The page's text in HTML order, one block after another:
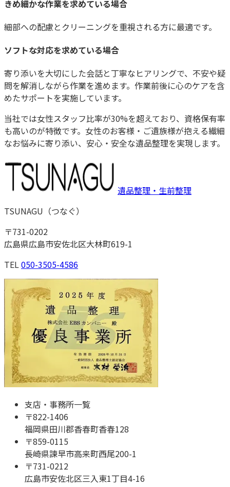
きめ細かな作業を求めている場合
細部への配慮とクリーニングを重視される方に最適です。
ソフトな対応を求めている場合
寄り添いを大切にした会話と丁寧なヒアリングで、不安や疑
問を解消しながら作業を進めます。作業前後に心のケアを含
めたサポートを実施しています。
当社では女性スタッフ比率が30%を超えており、資格保有率
も高いのが特徴です。女性のお客様・ご遺族様が抱える繊細
なお悩みに寄り添い、安心・安全な遺品整理を実現します。
遺品整理・生前整理
TSUNAGU （つなぐ）
〒731-0202
広島県広島市安佐北区大林町619-1
TEL050-3505-4586
支店・事務所一覧
〒822-1406
福岡県田川郡香春町香春128
〒859-0115
長崎県諫早市高来町西尾200-1
〒731-0212
広島市安佐北区三入東1丁目4-16